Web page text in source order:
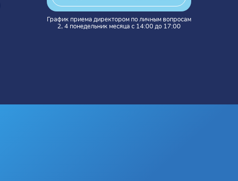
График приема директором по личным вопросам
2, 4 понедельник месяца с 14:00 до 17:00